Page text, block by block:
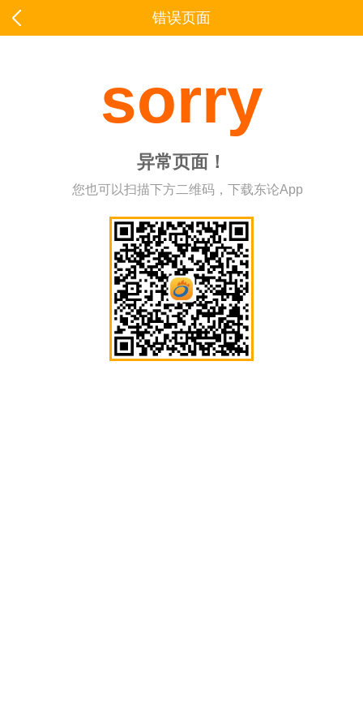
错误页面
sorry
异常页面！
您也可以扫描下方二维码，下载东论App